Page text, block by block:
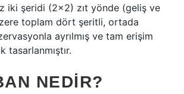
iki şeridi (2×2) zıt yönde (geliş ve
toplam dört şeritli, ortada
ayrılmış ve tam erişim
tasarlanmıştır.
NEDIR?